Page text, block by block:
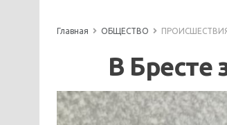
Главная ОБЩЕСТВО
В Бресте